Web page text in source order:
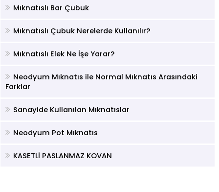
​Mıknatıslı Bar Çubuk
Mıknatıslı Çubuk Nerelerde Kullanılır?
​Mıknatıslı Elek Ne İşe Yarar?
Neodyum Mıknatıs ile Normal Mıknatıs Arasındaki
Farklar
Sanayide Kullanılan Mıknatıslar
Neodyum Pot Mıknatıs
KASETLİ PASLANMAZ KOVAN